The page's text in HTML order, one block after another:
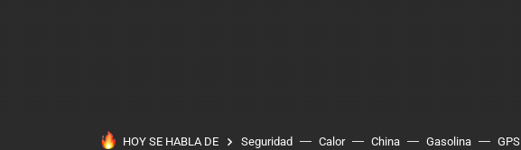
HOY SE HABLA DE Seguridad Calor China Gasolina GPS